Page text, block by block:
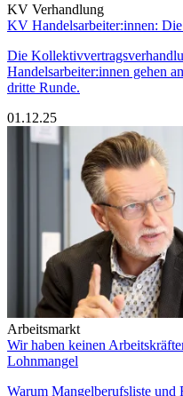
KV Verhandlung
KV Handelsarbeiter:innen:
Die
Handelsarbeiter:innen gehen
dritte Runde.
01.12.25
Arbeitsmarkt
Wir haben keinen
Lohnmangel
Warum Mangelberufsliste und